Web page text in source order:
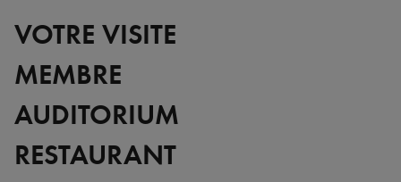
VOTRE VISITE
MEMBRE
AUDITORIUM
RESTAURANT